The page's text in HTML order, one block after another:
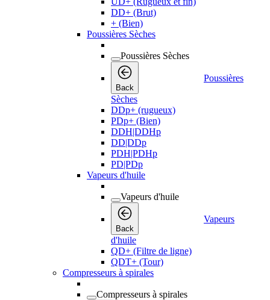
DD+ (Brut)
+ (Bien)
Poussières Sèches
Poussières Sèches
Back
Poussières
Sèches
DDp+ (rugueux)
PDp+ (Bien)
DDH|DDHp
DD|DDp
PDH|PDHp
PD|PDp
Vapeurs d'huile
Vapeurs d'huile
Back
Vapeurs
d'huile
QD+ (Filtre de ligne)
QDT+ (Tour)
Compresseurs à spirales
Compresseurs à spirales